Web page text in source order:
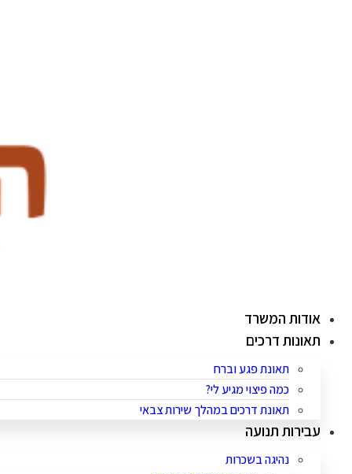
אודות המשרד
תאונות דרכים
תאונת פגע וברח
כמה פיצוי מגיע לי?
תאונת דרכים במהלך שירות צבאי
עבירות תנועה
נהיגה בשכרות